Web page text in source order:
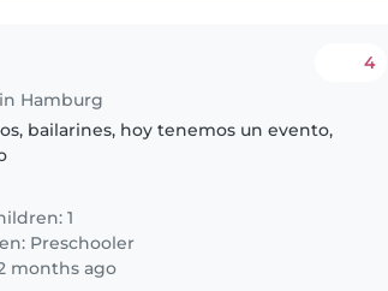
Hamburg
4
bailarines, hoy tenemos un evento,
1
Preschooler
months ago